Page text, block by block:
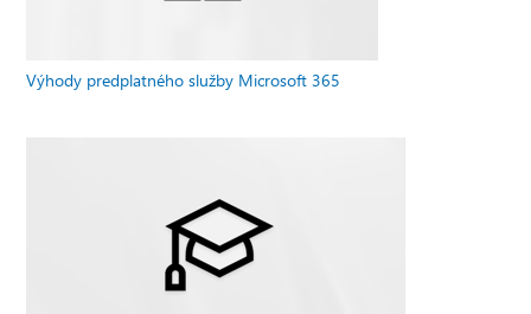
Výhody predplatného služby Microsoft 365